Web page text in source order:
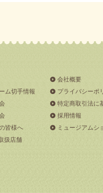
ム切手情報
皆様へ
扱店舗
会社概要
プライバシーポ
特定商取引法に
採用情報
ミュージアムシ